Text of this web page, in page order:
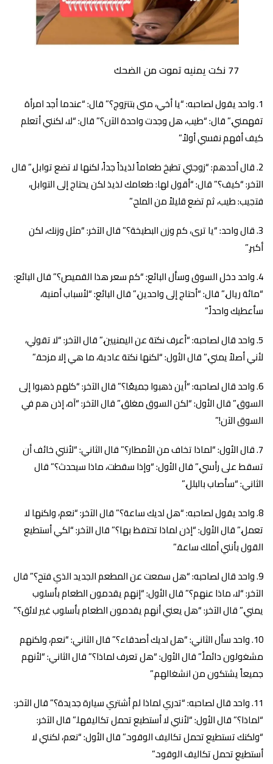
77 نكت يمنيه تموت من الضحك
واحد يقول لصاحبه: “يا أخي، متى بتتزوج؟” قال: “عندما أجد امرأة
تفهمني.” قال: “طيب، هل وجدت واحدة الآن؟” قال: “لا، لكنني أتعلم
كيف أفهم نفسي أولاً.”
قال أحدهم: “زوجتي تطبخ طعاماً لذيذاً جداً، لكنها لا تضع توابل.” قال
الآخر: “كيف؟” قال: “أقول لها: طعامك لذيذ لكن يحتاج إلى التوابل،
فتجيب: طيب، ثم تضع قليلاً من الملح.”
قال واحد: “يا ترى، كم وزن البطيخة؟” قال الآخر: “مثل وزنك، لكن
أكبر.”
واحد دخل السوق وسأل البائع: “كم سعر هذا القميص؟” قال البائع:
“مائة ريال.” قال: “أحتاج إلى واحدين.” قال البائع: “لأسباب أمنية،
سأعطيك واحداً.”
واحد قال لصاحبه: “أعرف نكتة عن اليمنيين.” قال الآخر: “لا تقولي،
لأني أصلاً يمني.” قال الأول: “لكنها نكتة عادية، ما هي إلا مزحة.”
واحد قال لصاحبه: “أين ذهبوا جميعًا؟” قال الآخر: “كلهم ذهبوا إلى
السوق.” قال الأول: “لكن السوق مغلق.” قال الآخر: “آه، إذن هم في
السوق الآن!”
قال الأول: “لماذا تخاف من الأمطار؟” قال الثاني: “لأنني خائف أن
تسقط على رأسي.” قال الأول: “وإذا سقطت، ماذا سيحدث؟” قال
الثاني: “سأصاب بالبلل.”
واحد يقول لصاحبه: “هل لديك ساعة؟” قال الآخر: “نعم، ولكنها لا
تعمل.” قال الأول: “إذن لماذا تحتفظ بها؟” قال الآخر: “لكي أستطيع
القول بأنني أملك ساعة.”
واحد قال لصاحبه: “هل سمعت عن المطعم الجديد الذي فتح؟” قال
الآخر: “لا، ماذا عنهم؟” قال الأول: “إنهم يقدمون الطعام بأسلوب
يمني.” قال الآخر: “هل يعني أنهم يقدمون الطعام بأسلوب غير لائق؟”
واحد سأل الثاني: “هل لديك أصدقاء؟” قال الثاني: “نعم، ولكنهم
مشغولون دائماً.” قال الأول: “هل تعرف لماذا؟” قال الثاني: “لأنهم
جميعاً يشتكون من انشغالهم.”
واحد قال لصاحبه: “تدري لماذا لم أشتري سيارة جديدة؟” قال الآخر:
“لماذا؟” قال الأول: “لأنني لا أستطيع تحمل تكاليفها.” قال الآخر:
“ولكنك تستطيع تحمل تكاليف الوقود.” قال الأول: “نعم، لكنني لا
أستطيع تحمل تكاليف الوقود.”